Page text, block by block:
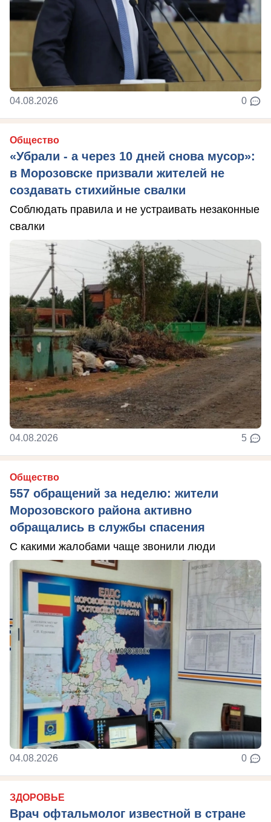
04.08.2026 0
Общество
«Убрали - а через 10 дней снова мусор»:
в Морозовске призвали жителей не
создавать стихийные свалки
Соблюдать правила и не устраивать незаконные
свалки
04.08.2026 5
Общество
557 обращений за неделю: жители
Морозовского района активно
обращались в службы спасения
С какими жалобами чаще звонили люди
04.08.2026 0
ЗДОРОВЬЕ
Врач офтальмолог известной в стране